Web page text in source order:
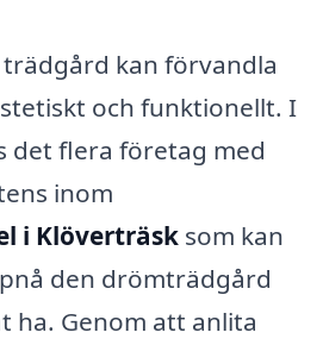
kan förvandla
och funktionellt. I
det flera företag med
inom
i Klöverträsk som kan
den drömträdgård
ha. Genom att anlita